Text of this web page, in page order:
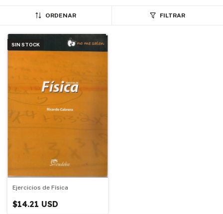
ORDENAR FILTRAR
SIN STOCK
Ejercicios de Física
$14.21 USD